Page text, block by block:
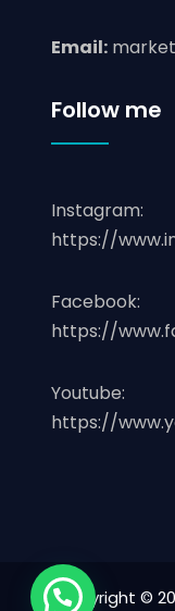
Email:
Follow me
Instagram:
https://
Facebook:
https://
Youtube:
https://
Copyright ©